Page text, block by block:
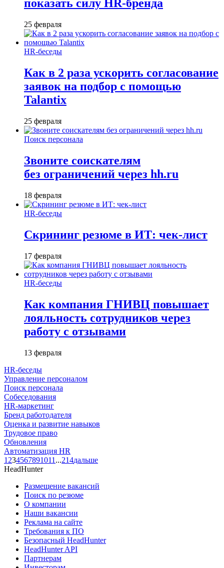
показать силу HR-бренда
25 февраля
HR-беседы
Как в 2 раза ускорить согласование
заявок на подбор с помощью
Talantix
25 февраля
Поиск персонала
Звоните соискателям
без ограничений через hh.ru
18 февраля
HR-беседы
Скрининг резюме в ИТ: чек-лист
17 февраля
HR-беседы
Как компания ГНИВЦ повышает
лояльность сотрудников через
работу с отзывами
13 февраля
HR-беседы
Управление персоналом
Поиск персонала
Собеседования
HR-маркетинг
Бренд работодателя
Оценка и развитие навыков
Трудовое право
Обновления
Автоматизация HR
1 234567891011 ...214дальше
HeadHunter
Размещение вакансий
Поиск по резюме
О компании
Наши вакансии
Реклама на сайте
Требования к ПО
Безопасный HeadHunter
HeadHunter API
Партнерам